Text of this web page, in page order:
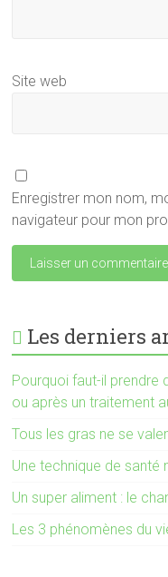
Site web
Enregistrer mon nom,
navigateur pour mon
Les derniers
Pourquoi faut-il prendre
ou après un traitement
Tous les gras ne se
Une technique de santé
Un super aliment : le
Les 3 phénomènes du